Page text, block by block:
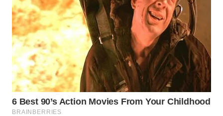
WN
GORONTALO
WN
SULUT
WN
MALUKU